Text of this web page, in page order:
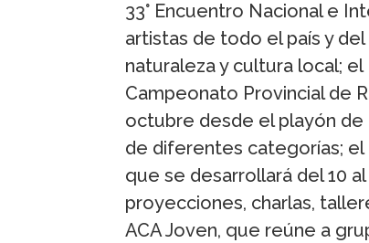
33° Encuentro Nacional e
artistas de todo el país y
naturaleza y cultura local; el
Campeonato Provincial de
octubre desde el playón de
de diferentes categorías; el
que se desarrollará del 10
proyecciones, charlas,
ACA Joven, que reúne a